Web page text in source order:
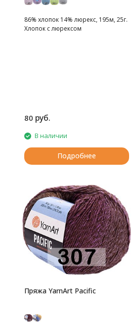
86% хлопок 14% люрекс, 195м, 25г.
Хлопок с люрексом
80 руб.
В наличии
Подробнее
Пряжа YarnArt Pacific